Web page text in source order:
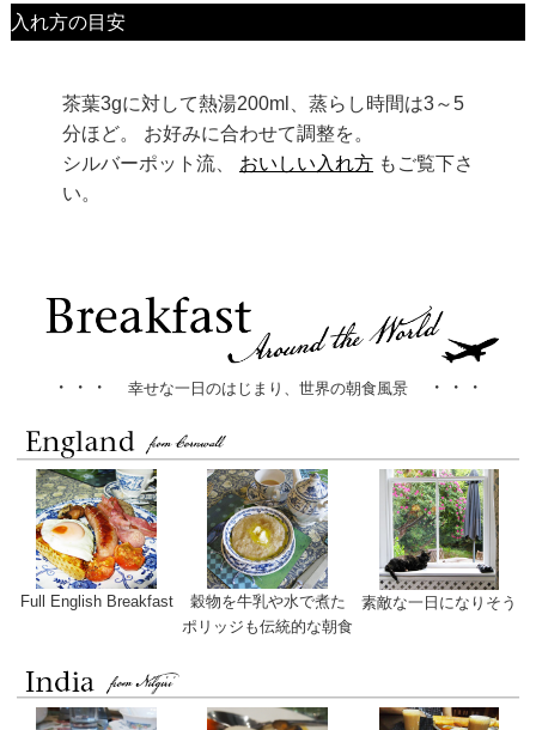
入れ方の目安
茶葉3gに対して熱湯200ml、蒸らし時間は3～5
分ほど。 お好みに合わせて調整を。
シルバーポット流、 おいしい入れ方もご覧下さ
い。
・・・ 幸せな一日のはじまり、世界の朝食風景 ・・・
Full English Breakfast
穀物を牛乳や水で煮た
ポリッジも伝統的な朝食
素敵な一日になりそう